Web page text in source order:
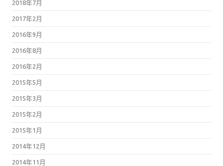
2018年7月
2017年2月
2016年9月
2016年8月
2016年2月
2015年5月
2015年3月
2015年2月
2015年1月
2014年12月
2014年11月